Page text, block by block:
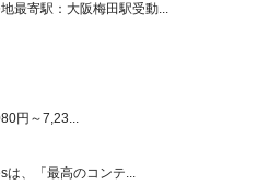
最寄駅：大阪梅田駅受動...
円～7,23...
は、「最高のコンテ...